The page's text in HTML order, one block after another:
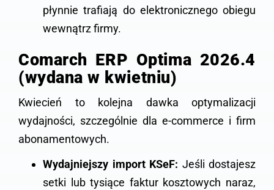
płynnie trafiają do elektronicznego obiegu
wewnątrz firmy.
Comarch ERP Optima 2026.4
(wydana w kwietniu)
Kwiecień to kolejna dawka optymalizacji
wydajności, szczególnie dla e-commerce i firm
abonamentowych.
Wydajniejszy import KSeF: Jeśli dostajesz
setki lub tysiące faktur kosztowych naraz,